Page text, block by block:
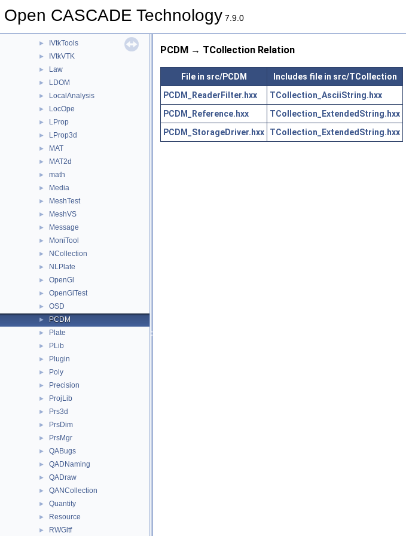
Open CASCADE Technology 7.9.0
► IVtkDraw
► IVtkTools
► IVtkVTK
► Law
► LDOM
► LocalAnalysis
► LocOpe
► LProp
► LProp3d
► MAT
► MAT2d
► math
► Media
► MeshTest
► MeshVS
► Message
► MoniTool
► NCollection
► NLPlate
► OpenGl
► OpenGlTest
► OSD
► PCDM
► Plate
► PLib
► Plugin
► Poly
► Precision
► ProjLib
► Prs3d
► PrsDim
► PrsMgr
► QABugs
► QADNaming
► QADraw
► QANCollection
► Quantity
► Resource
► RWGltf
PCDM → TCollection Relation
File in src/PCDM
Includes file in src/TCollection
PCDM_ReaderFilter.hxx
TCollection_AsciiString.hxx
PCDM_Reference.hxx
TCollection_ExtendedString.hxx
PCDM_StorageDriver.hxx
TCollection_ExtendedString.hxx